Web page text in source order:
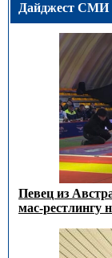
Дайджест СМИ
Певец из
мас-рестлингу